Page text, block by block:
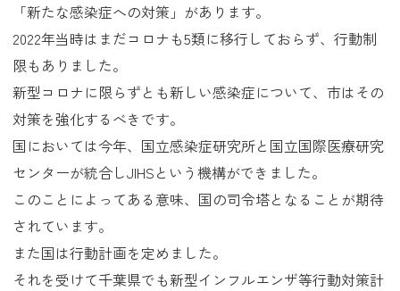
「新たな感染症への対策」があります。
2022年当時はまだコロナも5類に移行しておらず、行動制
限もありました。
新型コロナに限らずとも新しい感染症について、市はその
対策を強化するべきです。
国においては今年、国立感染症研究所と国立国際医療研究
センターが統合しJIHSという機構ができました。
このことによってある意味、国の司令塔となることが期待
されています。
また国は行動計画を定めました。
それを受けて千葉県でも新型インフルエンザ等行動対策計